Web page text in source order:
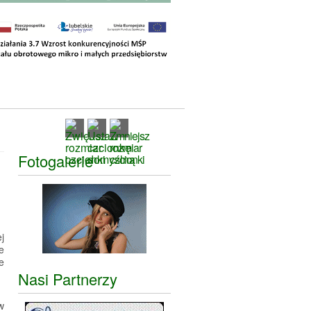
Fotogalerie
Nasi Partnerzy